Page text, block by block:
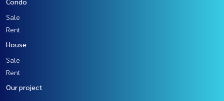
Sale
Rent
House
Sale
Rent
Our project